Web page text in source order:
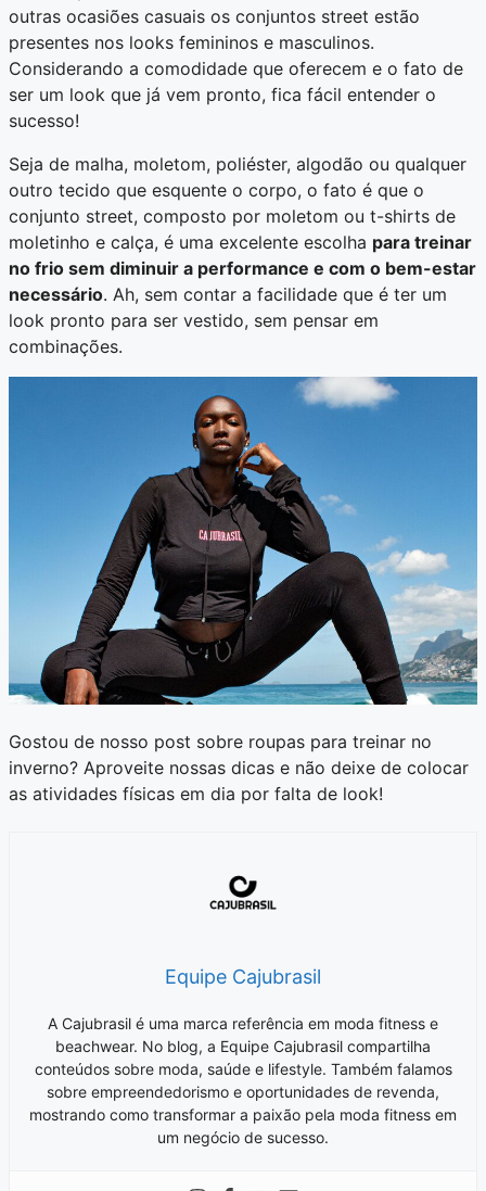
outras ocasiões casuais os conjuntos street estão
presentes nos looks femininos e masculinos.
Considerando a comodidade que oferecem e o fato de
ser um look que já vem pronto, fica fácil entender o
sucesso!
Seja de malha, moletom, poliéster, algodão ou qualquer
outro tecido que esquente o corpo, o fato é que o
conjunto street, composto por moletom ou t-shirts de
moletinho e calça, é uma excelente escolha para treinar
no frio sem diminuir a performance e com o bem-estar
necessário. Ah, sem contar a facilidade que é ter um
look pronto para ser vestido, sem pensar em
combinações.
Gostou de nosso post sobre roupas para treinar no
inverno? Aproveite nossas dicas e não deixe de colocar
as atividades físicas em dia por falta de look!
Equipe Cajubrasil
A Cajubrasil é uma marca referência em moda fitness e
beachwear. No blog, a Equipe Cajubrasil compartilha
conteúdos sobre moda, saúde e lifestyle. Também falamos
sobre empreendedorismo e oportunidades de revenda,
mostrando como transformar a paixão pela moda fitness em
um negócio de sucesso.